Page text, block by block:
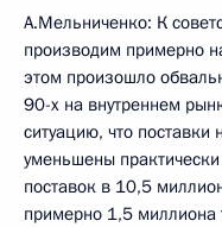
А.Мельниченко: К
производим примерно
этом произошло
90-х на внутреннем
ситуацию, что
уменьшены
поставок в 10,5
примерно 1,5 миллиона